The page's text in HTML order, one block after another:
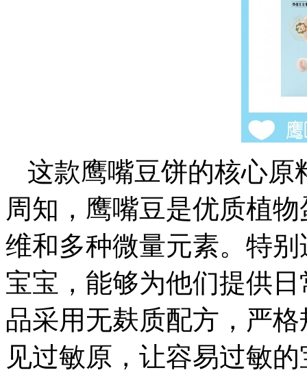
这款鹰嘴豆饼的核心原
周知，鹰嘴豆是优质植
维和多种微量元素。特
宝宝，能够为他们提供
品采用无麸质配方，严
见过敏原，让容易过敏